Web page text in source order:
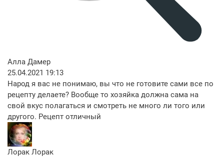
Алла Дамер
25.04.2021 19:13
Народ я вас не понимаю, вы что не готовите сами все по
рецепту делаете? Вообще то хозяйка должна сама на
свой вкус полагаться и смотреть не много ли того или
другого. Рецепт отличный
Лорак Лорак